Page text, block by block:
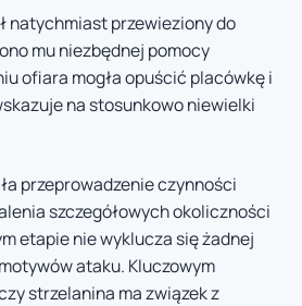
natychmiast przewieziony do
mu niezbędnej pomocy
ofiara mogła opuścić placówkę i
na stosunkowo niewielki
przeprowadzenie czynności
szczegółowych okoliczności
etapie nie wyklucza się żadnej
ataku. Kluczowym
strzelanina ma związek z